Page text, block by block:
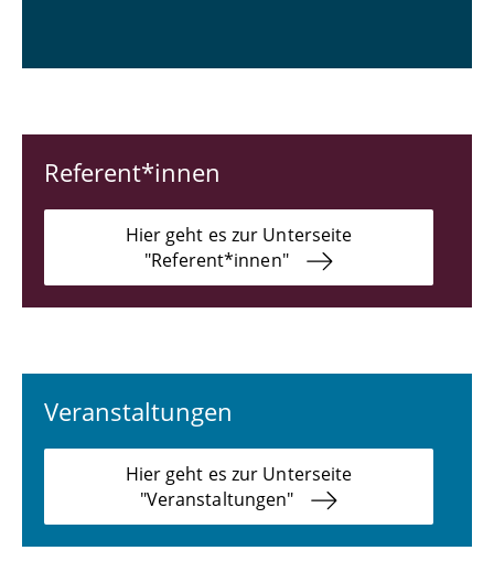
Referent*innen
Hier geht es zur Unterseite
"Referent*innen"
Veranstaltungen
Hier geht es zur Unterseite
"Veranstaltungen"